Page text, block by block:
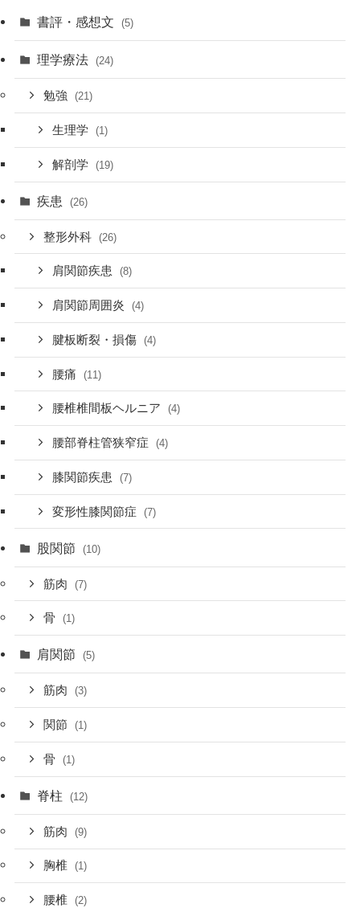
書評・感想文 (5)
理学療法 (24)
勉強 (21)
生理学 (1)
解剖学 (19)
疾患 (26)
整形外科 (26)
肩関節疾患 (8)
肩関節周囲炎 (4)
腱板断裂・損傷 (4)
腰痛 (11)
腰椎椎間板ヘルニア (4)
腰部脊柱管狭窄症 (4)
膝関節疾患 (7)
変形性膝関節症 (7)
股関節 (10)
筋肉 (7)
骨 (1)
肩関節 (5)
筋肉 (3)
関節 (1)
骨 (1)
脊柱 (12)
筋肉 (9)
胸椎 (1)
腰椎 (2)